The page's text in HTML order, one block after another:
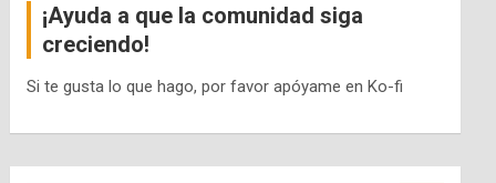
¡Ayuda a que la comunidad siga
creciendo!
Si te gusta lo que hago, por favor apóyame en Ko-fi